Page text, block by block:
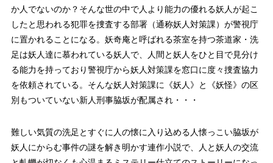
か人でないのか？そんな世の中で人より能力の優れる妖人が起こ
したと思われる犯罪を捜査する部署（通称妖人対策課）が警視庁
に置かれることになる。妖奇庵と呼ばれる茶室を持つ茶道家・洗
足は妖人達に慕われている妖人で、人間と妖人をひと目で見分け
る能力を持っており警視庁から妖人対策課を窓口に度々捜査協力
を依頼されている。そんな妖人対策課に《妖人》と《妖怪》の区
別もついていない新人刑事脇坂が配属され・・・
難しい気質の洗足とすぐに人の懐に入り込める人懐っこい脇坂が
妖人にからむ事件の謎を解き明かす連作小説で、人と妖人の交流